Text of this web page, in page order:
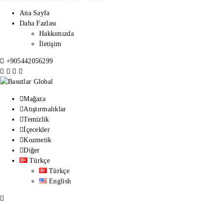
Ana Sayfa
Daha Fazlası
Hakkımızda
İletişim
+905442056299
Mağaza
Atıştırmalıklar
Temizlik
İçecekler
Kozmetik
Diğer
Türkçe
Türkçe
English